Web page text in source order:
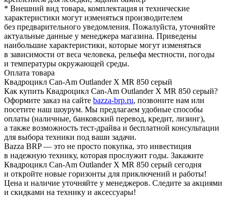
* Внешний вид товара, комплектация и технические
характеристики могут изменяться производителем
без предварительного уведомления. Пожалуйста, уточняйте
актуальные данные у менеджера магазина. Приведены
наибольшие характеристики, которые могут изменяться
в зависимости от веса человека, рельефа местности, погоды
и температуры окружающей среды.
Оплата товара
Квадроцикл Can-Am Outlander X MR 850 серый
Как купить Квадроцикл Can-Am Outlander X MR 850 серый?
Оформите заказ на сайте bazza-brp.ru, позвоните нам или
посетите наш шоурум. Мы предлагаем удобные способы
оплаты (наличные, банковский перевод, кредит, лизинг),
а также возможность тест-драйва и бесплатной консультации
для выбора техники под ваши задачи.
Bazza BRP — это не просто покупка, это инвестиция
в надежную технику, которая прослужит годы. Закажите
Квадроцикл Can-Am Outlander X MR 850 серый сегодня
и откройте новые горизонты для приключений и работы!
Цена и наличие уточняйте у менеджеров. Следите за акциями
и скидками на технику и аксессуары!